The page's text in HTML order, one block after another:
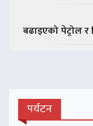
बढाइएको पेट्रोल
पर्यटन